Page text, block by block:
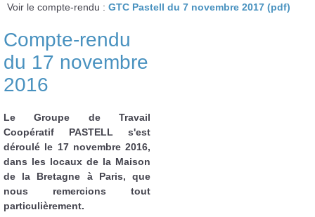
Voir le compte-rendu : GTC Pastell du 7 novembre 2017 (pdf)
Compte-rendu
du 17 novembre
2016
Le Groupe de Travail
Coopératif PASTELL s'est
déroulé le 17 novembre 2016,
dans les locaux de la Maison
de la Bretagne à Paris, que
nous remercions tout
particulièrement.